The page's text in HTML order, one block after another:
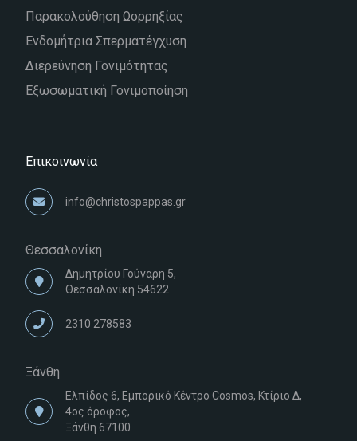
Παρακολούθηση Ωορρηξίας
Ενδομήτρια Σπερματέγχυση
Διερεύνηση Γονιμότητας
Εξωσωματική Γονιμοποίηση
Επικοινωνία
info@christospappas.gr
Θεσσαλονίκη
Δημητρίου Γούναρη 5,
Θεσσαλονίκη 54622
2310 278583
Ξάνθη
Ελπίδος 6, Εμπορικό Κέντρο Cosmos, Κτίριο Δ,
4ος όροφος,
Ξάνθη 67100